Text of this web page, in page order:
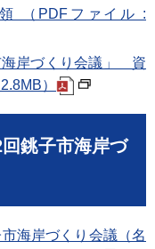
（PDFファイル :
岸づくり会議」 資
）
銚子市海岸づ
海岸づくり会議（名